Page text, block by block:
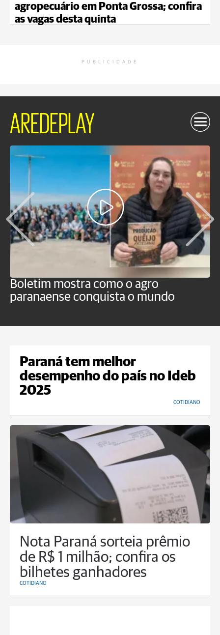
agropecuário em Ponta Grossa; confira
as vagas desta quinta
PUBLICIDADE
AREDEPLAY
Boletim mostra como o agro
paranaense conquista o mundo
Paraná tem melhor
desempenho do país no Ideb
2025
COTIDIANO
Nota Paraná sorteia prêmio
de R$ 1 milhão; confira os
bilhetes ganhadores
COTIDIANO